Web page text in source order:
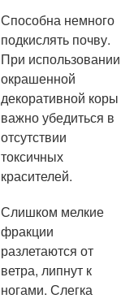
Способна немного
подкислять почву.
При использовании
окрашенной
декоративной коры
важно убедиться в
отсутствии
токсичных
красителей.
Слишком мелкие
фракции
разлетаются от
ветра, липнут к
ногами. Слегка